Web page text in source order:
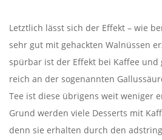
Letztlich lässt sich der Effekt – wie
sehr gut mit gehackten Walnüssen
spürbar ist der Effekt bei Kaffee und
reich an der sogenannten
Tee ist diese übrigens weit weniger
Grund werden viele Desserts mit
denn sie erhalten durch den